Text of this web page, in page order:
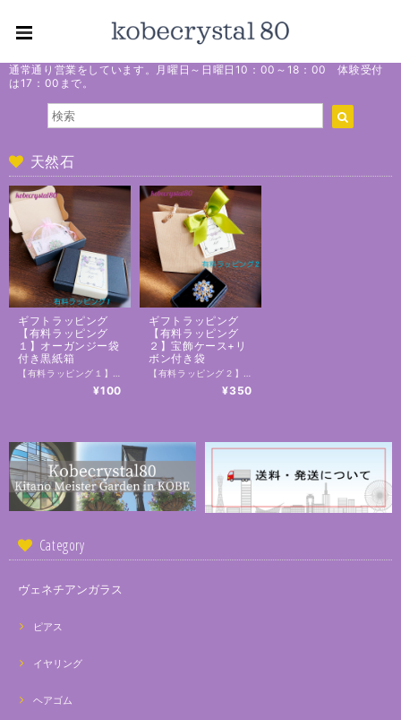
通常通り営業をしています。月曜日～日曜日10：00～18：00 体験受付
は17：00まで。
天然石
ギフトラッピング
【有料ラッピング
１】オーガンジー袋
付き黒紙箱
¥100
ギフトラッピング
【有料ラッピング
２】宝飾ケース+リ
ボン付き袋
¥350
Category
ヴェネチアンガラス
ピアス
イヤリング
ヘアゴム